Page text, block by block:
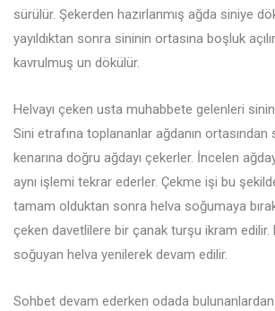
sürülür. Şekerden hazırlanmış ağda siniye
yayıldıktan sonra sininin ortasına boşluk
kavrulmuş un dökülür.
Helvayı çeken usta muhabbete gelenleri
Sini etrafına toplananlar ağdanın ortasından
kenarına doğru ağdayı çekerler. İncelen
aynı işlemi tekrar ederler. Çekme işi bu
tamam olduktan sonra helva soğumaya
çeken davetlilere bir çanak turşu ikram edilir.
soğuyan helva yenilerek devam edilir.
Sohbet devam ederken odada